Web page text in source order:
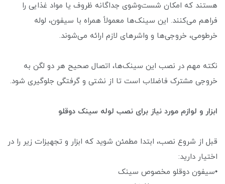
هستند که امکان شست‌وشوی جداگانه ظروف یا مواد غذایی را
فراهم می‌کنند. این سینک‌ها معمولاً همراه با سیفون، لوله
خرطومی، خروجی‌ها و واشرهای لازم ارائه می‌شوند.
نکته مهم در نصب این سینک‌ها، اتصال صحیح هر دو لگن به
خروجی مشترک فاضلاب است تا از نشتی و گرفتگی جلوگیری شود.
ابزار و لوازم مورد نیاز برای نصب لوله سینک دوقلو
قبل از شروع نصب، ابتدا مطمئن شوید که ابزار و تجهیزات زیر را در
اختیار دارید:
•سیفون دوقلو مخصوص سینک